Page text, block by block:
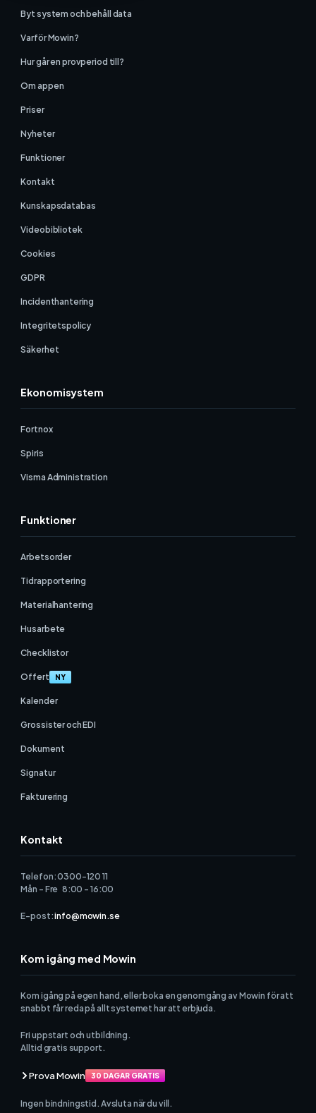
Byt system och behåll data
Varför Mowin?
Hur går en provperiod till?
Om appen
Priser
Nyheter
Funktioner
Kontakt
Kunskapsdatabas
Videobibliotek
Cookies
GDPR
Incidenthantering
Integritetspolicy
Säkerhet
Ekonomisystem
Fortnox
Spiris
Visma Administration
Funktioner
Arbetsorder
Tidrapportering
Materialhantering
Husarbete
Checklistor
Offert NY
Kalender
Grossister och EDI
Dokument
Signatur
Fakturering
Kontakt
Telefon: 0300-120 11
Mån - Fre 8:00 - 16:00
E-post:info@mowin.se
Kom igång med Mowin
Kom igång på egen hand, eller boka en genomgång av Mowin för att
snabbt får reda på allt systemet har att erbjuda.
Fri uppstart och utbildning.
Alltid gratis support.
Prova Mowin 30 DAGAR GRATIS
Ingen bindningstid. Avsluta när du vill.